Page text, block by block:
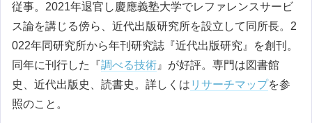
従事。2021年退官し慶應義塾大学でレファレンスサービ
ス論を講じる傍ら、近代出版研究所を設立して同所長。2
022年同研究所から年刊研究誌『近代出版研究』を創刊。
同年に刊行した『調べる技術』が好評。専門は図書館
史、近代出版史、読書史。詳しくは リサーチマップを参
照のこと。